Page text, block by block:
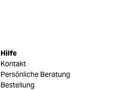
Hilfe
Kontakt
Persönliche Beratung
Bestellung